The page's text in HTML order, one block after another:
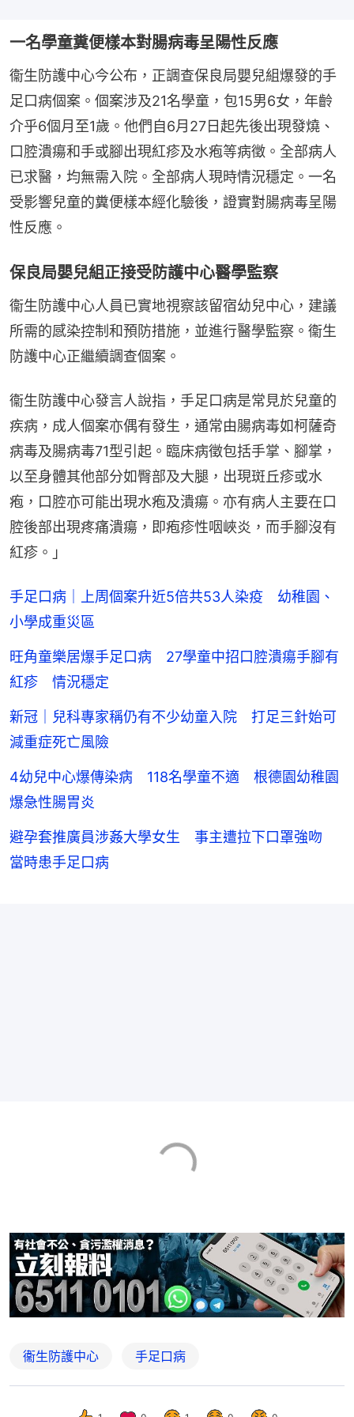
一名學童糞便樣本對腸病毒呈陽性反應
衞生防護中心今公布，正調查保良局嬰兒組爆發的手
足口病個案。個案涉及21名學童，包15男6女，年齡
介乎6個月至1歲。他們自6月27日起先後出現發燒、
口腔潰瘍和手或腳出現紅疹及水疱等病徵。全部病人
已求醫，均無需入院。全部病人現時情況穩定。一名
受影響兒童的糞便樣本經化驗後，證實對腸病毒呈陽
性反應。
保良局嬰兒組正接受防護中心醫學監察
衞生防護中心人員已實地視察該留宿幼兒中心，建議
所需的感染控制和預防措施，並進行醫學監察。衞生
防護中心正繼續調查個案。
衞生防護中心發言人說指，手足口病是常見於兒童的
疾病，成人個案亦偶有發生，通常由腸病毒如柯薩奇
病毒及腸病毒71型引起。臨床病徵包括手掌、腳掌，
以至身體其他部分如臀部及大腿，出現斑丘疹或水
疱，口腔亦可能出現水疱及潰瘍。亦有病人主要在口
腔後部出現疼痛潰瘍，即疱疹性咽峽炎，而手腳沒有
紅疹。」
手足口病｜上周個案升近5倍共53人染疫 幼稚園、
小學成重災區
旺角童樂居爆手足口病 27學童中招口腔潰瘍手腳有
紅疹 情況穩定
新冠｜兒科專家稱仍有不少幼童入院 打足三針始可
減重症死亡風險
4幼兒中心爆傳染病 118名學童不適 根德園幼稚園
爆急性腸胃炎
避孕套推廣員涉姦大學女生 事主遭拉下口罩強吻
當時患手足口病
衞生防護中心 手足口病